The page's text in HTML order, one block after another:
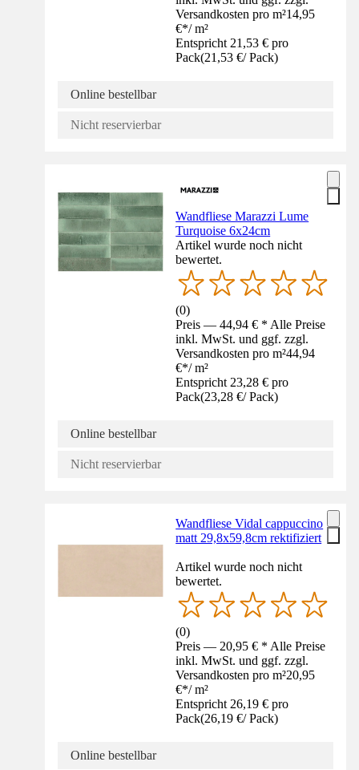
Versandkosten pro m²14,95
€*/ m²
Entspricht 21,53 € pro
Pack(21,53 €/ Pack)
Online bestellbar
Nicht reservierbar
Wandfliese Marazzi Lume
Turquoise 6x24cm
Artikel wurde noch nicht
bewertet.
(0)
Preis — 44,94 € * Alle Preise
inkl. MwSt. und ggf. zzgl.
Versandkosten pro m²44,94
€*/ m²
Entspricht 23,28 € pro
Pack(23,28 €/ Pack)
Online bestellbar
Nicht reservierbar
Wandfliese Vidal cappuccino
matt 29,8x59,8cm rektifiziert
Artikel wurde noch nicht
bewertet.
(0)
Preis — 20,95 € * Alle Preise
inkl. MwSt. und ggf. zzgl.
Versandkosten pro m²20,95
€*/ m²
Entspricht 26,19 € pro
Pack(26,19 €/ Pack)
Online bestellbar